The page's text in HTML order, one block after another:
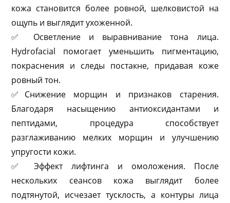
кожа становится более ровной, шелковистой на
ощупь и выглядит ухоженной.
✅ Осветление и выравнивание тона лица.
Hydrofacial помогает уменьшить пигментацию,
покраснения и следы постакне, придавая коже
ровный тон.
✅Снижение морщин и признаков старения.
Благодаря насыщению антиоксидантами и
пептидами, процедура способствует
разглаживанию мелких морщин и улучшению
упругости кожи.
✅ Эффект лифтинга и омоложения. После
нескольких сеансов кожа выглядит более
подтянутой, исчезает тусклость, а контуры лица